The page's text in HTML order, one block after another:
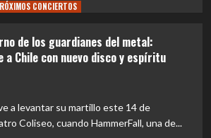
CONCIERTOS
de los guardianes del metal:
a Chile con nuevo disco y espíritu
a levantar su martillo este 14 de
Coliseo, cuando HammerFall, una de...